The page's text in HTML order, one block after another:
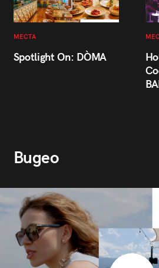
МЕСТА
Spotlight On: DÒMA
Видео